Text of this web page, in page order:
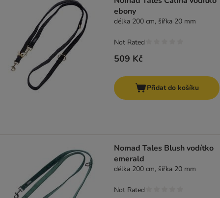
ebony
délka 200 cm, šířka 20 mm
509 Kč
Not Rated
Přidat do košíku
Nomad Tales Blush vodítko
emerald
délka 200 cm, šířka 20 mm
Not Rated